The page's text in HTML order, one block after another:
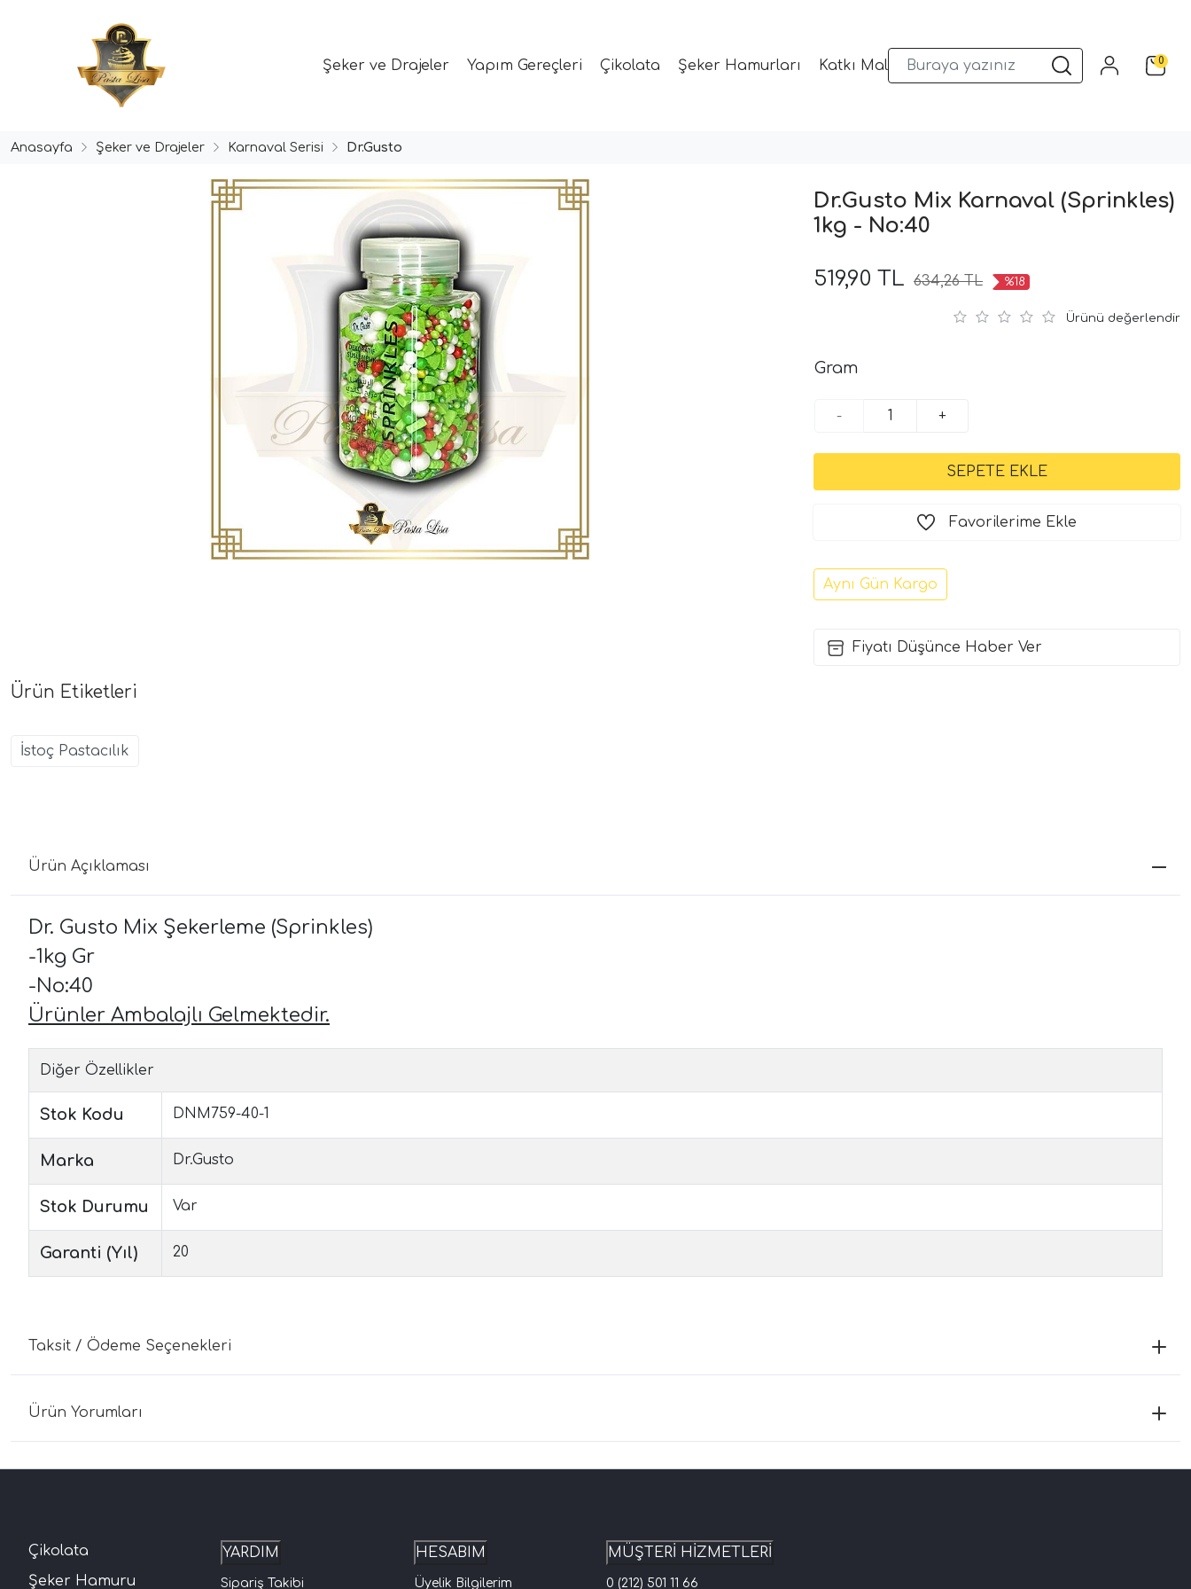
Şeker ve Drajeler Yapım Gereçleri Çikolata Şeker Hamurları Katkı Malzemeleri Sunum Gereçleri Kalıplar0
Anasayfa Şeker ve Drajeler Karnaval Serisi Dr.Gusto
Dr.Gusto Mix Karnaval (Sprinkles)
1kg - No:40
519,90 TL 634,26 TL %18
Ürünü değerlendir
Gram
- +
Favorilerime Ekle
Aynı Gün Kargo
Fiyatı Düşünce Haber Ver
Ürün Etiketleri
İstoç Pastacılık
Ürün Açıklaması
Dr. Gusto Mix Şekerleme (Sprinkles)
-1kg Gr
-No:40
Ürünler Ambalajlı Gelmektedir.
Diğer Özellikler
Stok Kodu DNM759-40-1
Marka Dr.Gusto
Stok Durumu Var
Garanti (Yıl) 20
Taksit / Ödeme Seçenekleri
Ürün Yorumları
Çikolata
Şeker Hamuru
YARDIM
Sipariş Takibi
HESABIM
Üyelik Bilgilerim
MÜŞTERİ HİZMETLERİ
0 (212) 501 11 66